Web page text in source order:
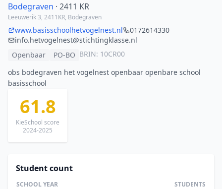
Bodegraven · 2411 KR
Leeuwerik 3, 2411KR, Bodegraven
www.basisschoolhetvogelnest.nl
0172614330
info.hetvogelnest@stichtingklasse.nl
Openbaar
PO-BO BRIN: 10CR00
obs bodegraven het vogelnest openbaar openbare school
basisschool
61.8
KieSchool score
2024-2025
Student count
SCHOOL YEAR STUDENTS